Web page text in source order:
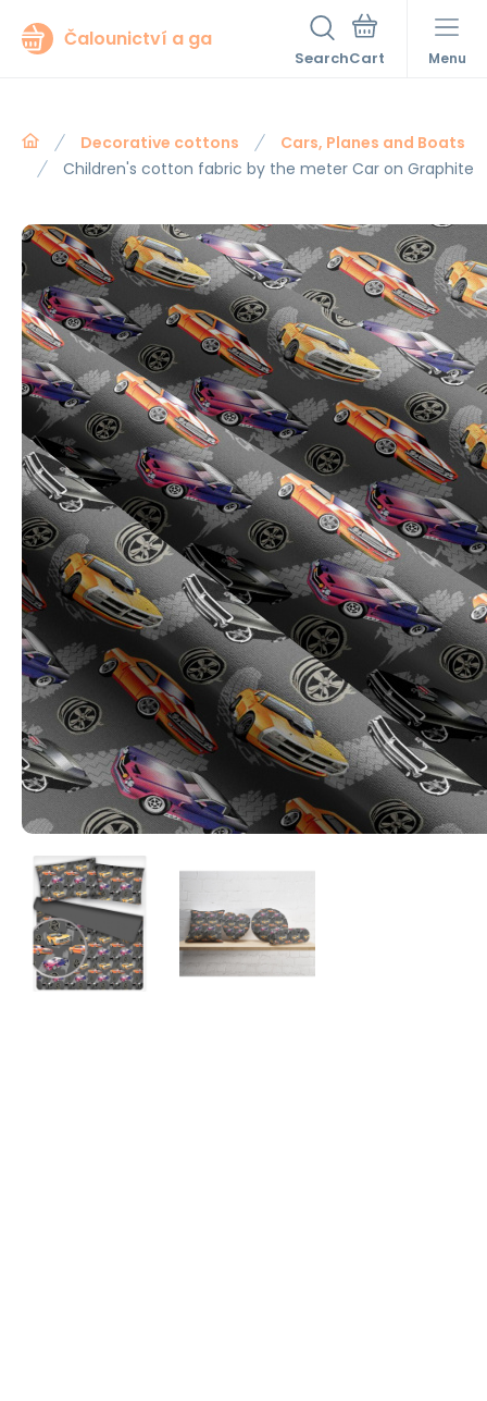
Čalounictví a ga
Search Menu
Decorative cottons
Cars, Planes and Boats
Children's cotton fabric by the meter Car on Graphite